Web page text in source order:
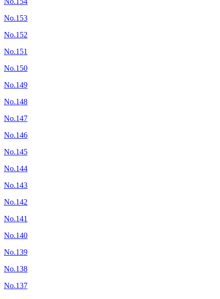
No.153
No.152
No.151
No.150
No.149
No.148
No.147
No.146
No.145
No.144
No.143
No.142
No.141
No.140
No.139
No.138
No.137